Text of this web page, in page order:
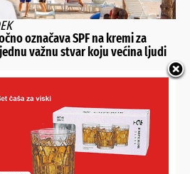
označava SPF na kremi za
važnu stvar koju većina ljudi